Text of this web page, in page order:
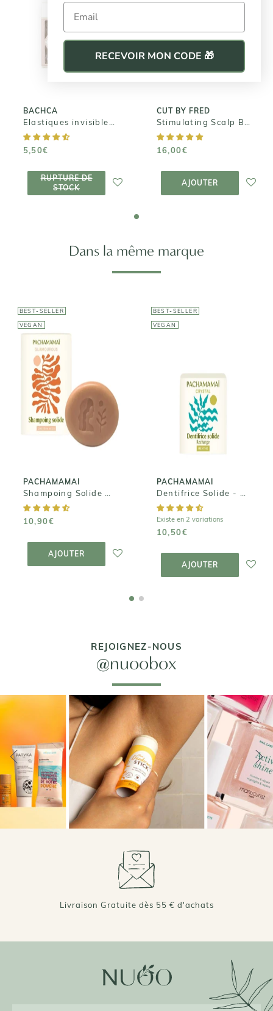
BACHCA
5,50€
RUPTURE DE
STOCK
BACHCA
Elastiques
invisibles x4
5,50€
STOCK
CUT BY FRED
16,00€
AJOUTER
Brosse
pour cuir
chevelu
PANIER
Dans la même marque
BEST-SELLER
VEGAN
PACHAMAMAI
10,90€
AJOUTER
PACHAMAMAI
Shampoing
Solide
Glamourous -
Cheveux secs
PANIER
BEST-SELLER
VEGAN
PACHAMAMAI
Existe en 2 variations
10,50€
AJOUTER
PACHAMAMAI
Dentifrice
Solide - New
Crystal
10,50€
PANIER
REJOIGNEZ-NOUS
@nuoobox
Livraison Gratuite dès 55 € d'achats
Email
RECEVOIR MON CODE 🎁